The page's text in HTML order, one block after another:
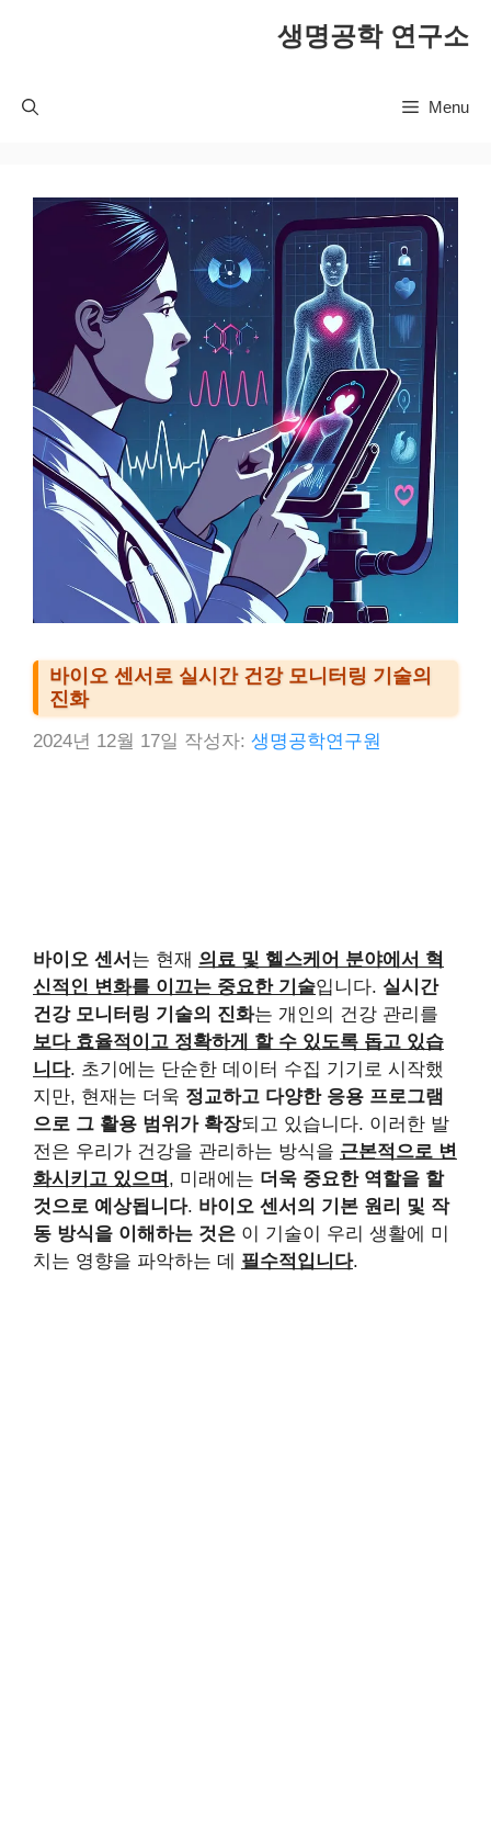
생명공학 연구소
Menu
바이오 센서로 실시간 건강 모니터링 기술의
진화
2024년 12월 17일 작성자: 생명공학연구원
바이오 센서 는 현재 의료 및 헬스케어 분야에서 혁
신적인 변화를 이끄는 중요한 기술입니다. 실시간
건강 모니터링 기술의 진화는 개인의 건강 관리를
보다 효율적이고 정확하게 할 수 있도록 돕고 있습
니다. 초기에는 단순한 데이터 수집 기기로 시작했
지만, 현재는 더욱 정교하고 다양한 응용 프로그램
으로 그 활용 범위가 확장되고 있습니다. 이러한 발
전은 우리가 건강을 관리하는 방식을 근본적으로 변
화시키고 있으며 , 미래에는 더욱 중요한 역할을 할
것으로 예상됩니다. 바이오 센서의 기본 원리 및 작
동 방식을 이해하는 것은 이 기술이 우리 생활에 미
치는 영향을 파악하는 데 필수적입니다.